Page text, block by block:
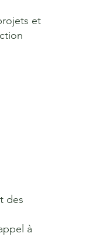
et
des
à